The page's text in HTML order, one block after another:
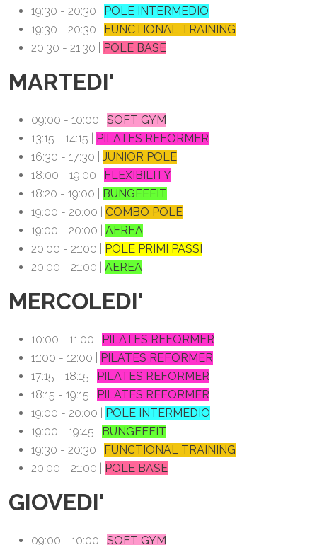
19:30 - 20:30 | POLE INTERMEDIO
19:30 - 20:30 | FUNCTIONAL TRAINING
20:30 - 21:30 | POLE BASE
MARTEDI'
09:00 - 10:00 | SOFT GYM
13:15 - 14:15 | PILATES REFORMER
16:30 - 17:30 | JUNIOR POLE
18:00 - 19:00 | FLEXIBILITY
18:20 - 19:00 | BUNGEEFIT
19:00 - 20:00 | COMBO POLE
19:00 - 20:00 | AEREA
20:00 - 21:00 | POLE PRIMI PASSI
20:00 - 21:00 | AEREA
MERCOLEDI'
10:00 - 11:00 | PILATES REFORMER
11:00 - 12:00 | PILATES REFORMER
17:15 - 18:15 | PILATES REFORMER
18:15 - 19:15 | PILATES REFORMER
19:00 - 20:00 | POLE INTERMEDIO
19:00 - 19:45 | BUNGEEFIT
19:30 - 20:30 | FUNCTIONAL TRAINING
20:00 - 21:00 | POLE BASE
GIOVEDI'
09:00 - 10:00 | SOFT GYM